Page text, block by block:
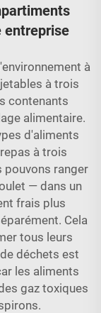
entreprise
à
à trois
contenants
alimentaire.
d'aliments
à trois
pouvons ranger
— dans un
frais plus
Cela
tous leurs
déchets est
les aliments
gaz toxiques